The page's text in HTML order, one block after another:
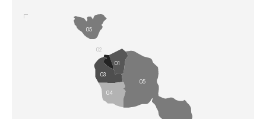
01
02
03
04
05
05